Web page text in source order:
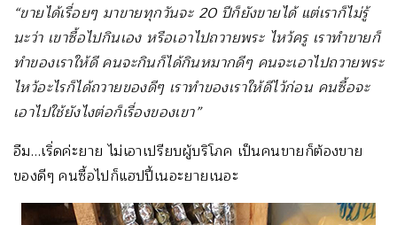
“ขายได้เรื่อยๆ มาขายทุกวันจะ 20 ปีก็ยังขายได้ แต่เราก็ไม่รู้
นะว่า เขาซื้อไปกินเอง หรือเอาไปถวายพระ ไหว้ครู เราทำขายก็
ทำของเราให้ดี คนจะกินก็ได้กินหมากดีๆ คนจะเอาไปถวายพระ
ไหว้อะไรก็ได้ถวายของดีๆ เราทำของเราให้ดีไว้ก่อน คนซื้อจะ
เอาไปใช้ยังไงต่อก็เรื่องของเขา”
อืม…เริ่ดค่ะยาย ไม่เอาเปรียบผู้บริโภค เป็นคนขายก็ต้องขาย
ของดีๆ คนซื้อไปก็แฮปปี้เนอะยายเนอะ